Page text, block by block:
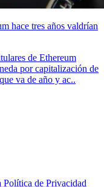
hace tres años valdrían
de Ethereum
por capitalización de
va de año y ac..
Política de Privacidad